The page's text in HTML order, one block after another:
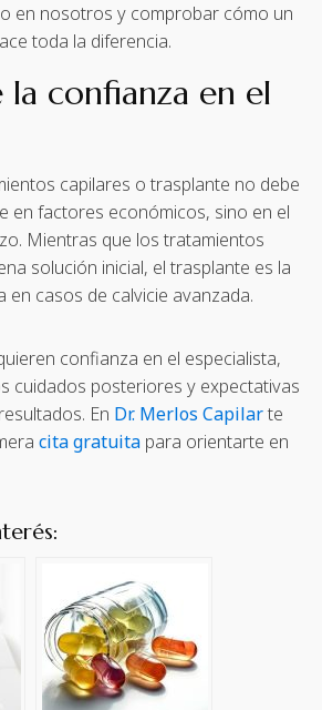
en nosotros y comprobar cómo un
toda la diferencia.
la confianza en el
capilares o trasplante no debe
en factores económicos, sino en el
Mientras que los tratamientos
solución inicial, el trasplante es la
en casos de calvicie avanzada.
confianza en el especialista,
cuidados posteriores y expectativas
En Dr. Merlos Capilarte
cita gratuita para orientarte en